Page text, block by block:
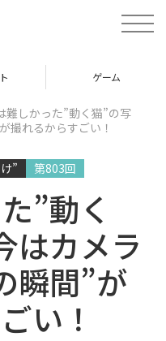
t
o
ゲーム
難しかった”動く猫”の写
撮れるからすごい！
” 第803回
”動く
はカメラ
瞬間”が
い！